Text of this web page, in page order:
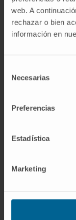
web. A
rechazar o bien
información en
Necesarias
Preferencias
Estadística
Marketing
del
La
Entradas